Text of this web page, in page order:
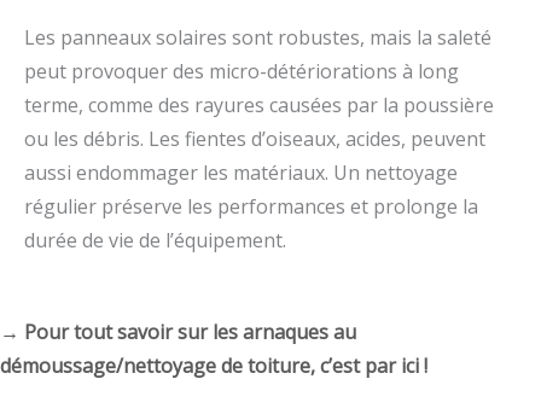
Les panneaux solaires sont robustes, mais la saleté
peut provoquer des micro-détériorations à long
terme, comme des rayures causées par la poussière
ou les débris. Les fientes d’oiseaux, acides, peuvent
aussi endommager les matériaux. Un nettoyage
régulier préserve les performances et prolonge la
durée de vie de l’équipement.
→ Pour tout savoir sur les arnaques au
démoussage/nettoyage de toiture, c’est par ici !